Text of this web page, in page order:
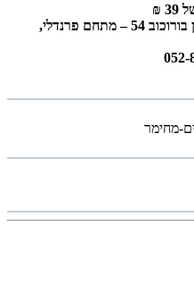
איסוף עצמי בתיאום מראש ממחסן בורוכוב 54 – מתחם פרנדלי,